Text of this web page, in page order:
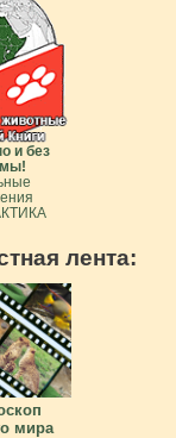
и без
лента:
мира